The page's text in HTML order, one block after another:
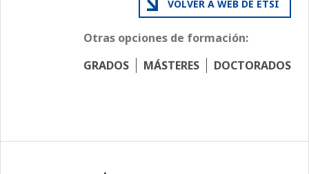
VOLVER A WEB DE ETSI
Otras opciones de formación:
GRADOS
MÁSTERES DOCTORADOS